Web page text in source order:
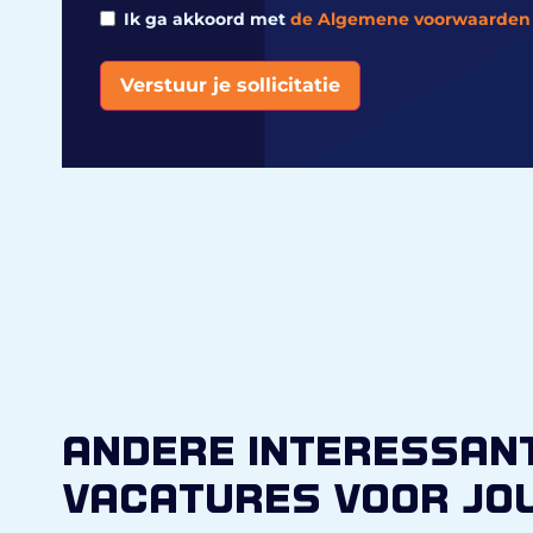
Ik ga akkoord met de Algemene voorwaarden
Verstuur je sollicitatie
andere
vacatures voor